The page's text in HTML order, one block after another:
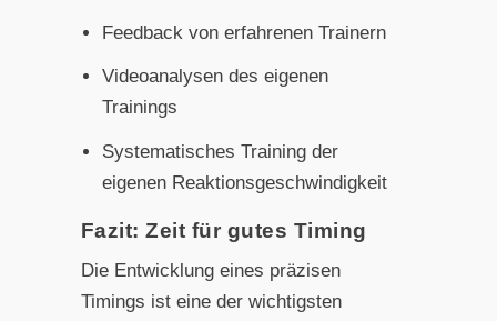
Feedback von erfahrenen Trainern
Videoanalysen des eigenen
Trainings
Systematisches Training der
eigenen Reaktionsgeschwindigkeit
Fazit: Zeit für gutes Timing
Die Entwicklung eines präzisen
Timings ist eine der wichtigsten